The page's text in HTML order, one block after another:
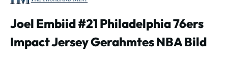
Joel Embiid #21 Philadelphia 76ers
Impact Jersey Gerahmtes NBA Bild